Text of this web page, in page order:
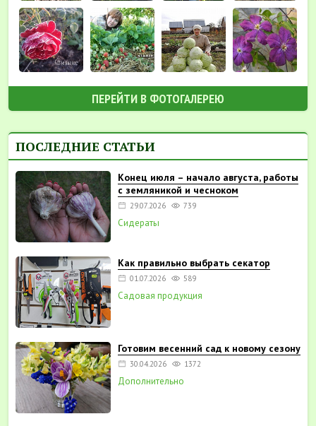
ПЕРЕЙТИ В ФОТОГАЛЕРЕЮ
ПОСЛЕДНИЕ СТАТЬИ
Конец июля – начало августа, работы
с земляникой и чесноком
29.07.2026 739
Сидераты
Как правильно выбрать секатор
01.07.2026 589
Садовая продукция
Готовим весенний сад к новому сезону
30.04.2026 1372
Дополнительно